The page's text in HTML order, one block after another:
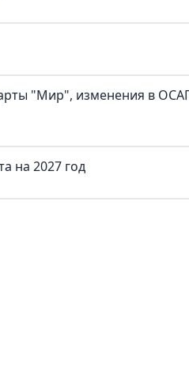
"Мир", изменения в
на 2027 год